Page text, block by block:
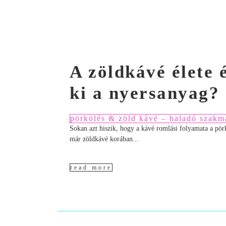
A zöldkávé élete
ki a nyersanyag?
pörkölés & zöld kávé – haladó
Sokan azt hiszik, hogy a kávé romlási folyamata a
már zöldkávé korában...
read more